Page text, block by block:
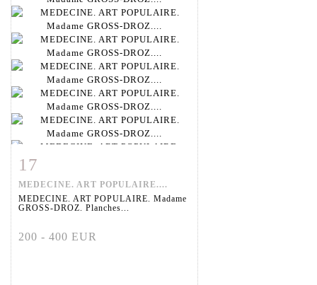
Fiche détaillée
17
MEDECINE. ART POPULAIRE....
MEDECINE. ART POPULAIRE. Madame
GROSS-DROZ. Planches...
200 - 400 EUR